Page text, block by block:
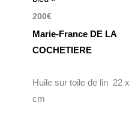
200€
Marie-France DE LA
COCHETIERE
Huile sur toile de lin 22 x
cm